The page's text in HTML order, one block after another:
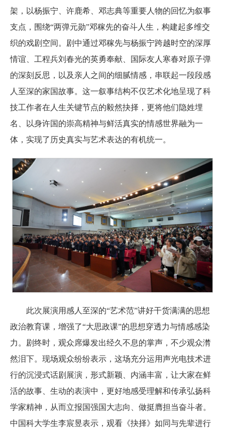
架，以杨振宁、许鹿希、邓志典等重要人物的回忆为叙事
支点，围绕“两弹元勋”邓稼先的奋斗人生，构建起多维交
织的戏剧空间。剧中通过邓稼先与杨振宁跨越时空的深厚
情谊、工程兵刘春光的英勇奉献、国际友人寒春对原子弹
的深刻反思，以及亲人之间的细腻情感，串联起一段段感
人至深的家国故事。这一叙事结构不仅艺术化地呈现了科
技工作者在人生关键节点的毅然抉择，更将他们隐姓埋
名、以身许国的崇高精神与鲜活真实的情感世界融为一
体，实现了历史真实与艺术表达的有机统一。
此次展演用感人至深的“艺术范”讲好干货满满的思想
政治教育课，增强了“大思政课”的思想穿透力与情感感染
力。剧终时，观众席爆发出经久不息的掌声，不少观众潸
然泪下。现场观众纷纷表示，这场充分运用声光电技术进
行的沉浸式话剧展演，形式新颖、内涵丰富，让大家在鲜
活的故事、生动的表演中，更好地感受理解和传承弘扬科
学家精神，从而立报国强国大志向、做挺膺担当奋斗者。
中国科大学生李宸昱表示，观看《抉择》如同与先辈进行